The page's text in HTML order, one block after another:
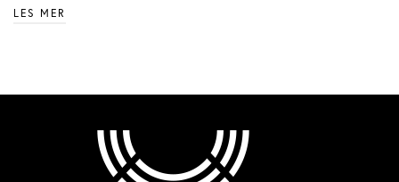
LES MER